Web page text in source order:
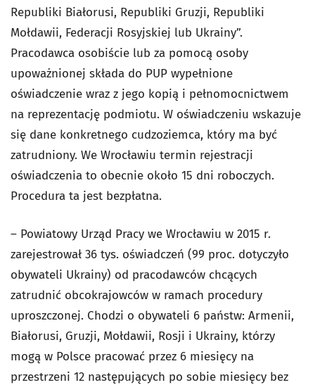
Republiki Białorusi, Republiki Gruzji, Republiki
Mołdawii, Federacji Rosyjskiej lub Ukrainy”.
Pracodawca osobiście lub za pomocą osoby
upoważnionej składa do PUP wypełnione
oświadczenie wraz z jego kopią i pełnomocnictwem
na reprezentację podmiotu. W oświadczeniu wskazuje
się dane konkretnego cudzoziemca, który ma być
zatrudniony. We Wrocławiu termin rejestracji
oświadczenia to obecnie około 15 dni roboczych.
Procedura ta jest bezpłatna.
– Powiatowy Urząd Pracy we Wrocławiu w 2015 r.
zarejestrował 36 tys. oświadczeń (99 proc. dotyczyło
obywateli Ukrainy) od pracodawców chcących
zatrudnić obcokrajowców w ramach procedury
uproszczonej. Chodzi o obywateli 6 państw: Armenii,
Białorusi, Gruzji, Mołdawii, Rosji i Ukrainy, którzy
mogą w Polsce pracować przez 6 miesięcy na
przestrzeni 12 następujących po sobie miesięcy bez